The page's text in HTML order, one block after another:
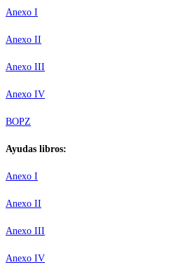
Anexo I
Anexo II
Anexo III
Anexo IV
BOPZ
Ayudas libros:
Anexo I
Anexo II
Anexo III
Anexo IV